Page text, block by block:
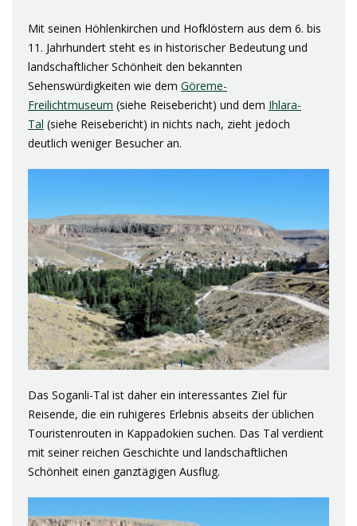
Mit seinen Höhlenkirchen und Hofklöstern aus dem 6. bis
11. Jahrhundert steht es in historischer Bedeutung und
landschaftlicher Schönheit den bekannten
Sehenswürdigkeiten wie dem Göreme-
Freilichtmuseum (siehe Reisebericht) und dem Ihlara-
Tal (siehe Reisebericht) in nichts nach, zieht jedoch
deutlich weniger Besucher an.
Das Soganli-Tal ist daher ein interessantes Ziel für
Reisende, die ein ruhigeres Erlebnis abseits der üblichen
Touristenrouten in Kappadokien suchen. Das Tal verdient
mit seiner reichen Geschichte und landschaftlichen
Schönheit einen ganztägigen Ausflug.